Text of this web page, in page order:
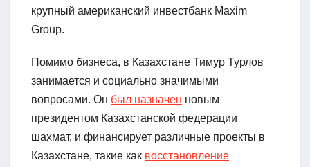
крупный американский инвестбанк Maxim
Group.
Помимо бизнеса, в Казахстане Тимур Турлов
занимается и социально значимыми
вопросами. Он был назначен новым
президентом Казахстанской федерации
шахмат, и финансирует различные проекты в
Казахстане, такие как восстановление